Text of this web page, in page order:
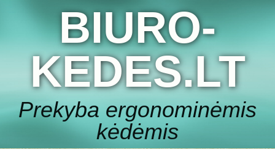
BIURO-
KEDES.LT
Prekyba ergonominėmis
kėdėmis